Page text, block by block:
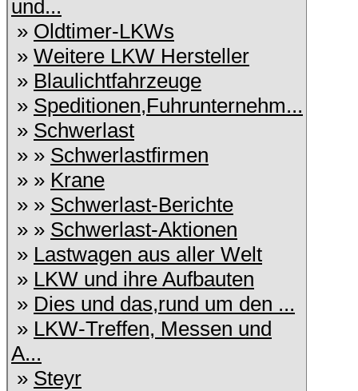
und...
» Oldtimer-LKWs
» Weitere LKW Hersteller
» Blaulichtfahrzeuge
» Speditionen,Fuhrunternehm...
» Schwerlast
» » Schwerlastfirmen
» » Krane
» » Schwerlast-Berichte
» » Schwerlast-Aktionen
» Lastwagen aus aller Welt
» LKW und ihre Aufbauten
» Dies und das,rund um den ...
» LKW-Treffen, Messen und
A...
» Steyr